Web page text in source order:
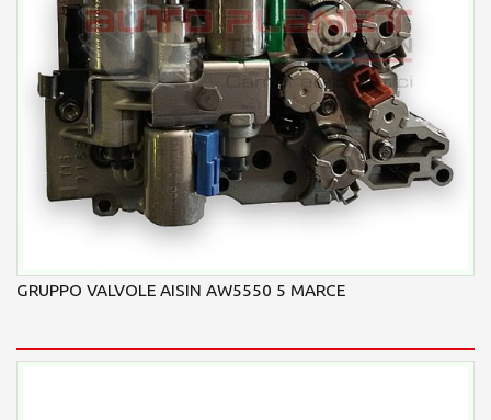
GRUPPO VALVOLE AISIN AW5550 5 MARCE